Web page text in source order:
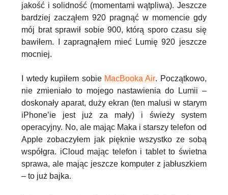
jakość i solidność (momentami wątpliwa). Jeszcze
bardziej zacząłem 920 pragnąć w momencie gdy
mój brat sprawił sobie 900, którą sporo czasu się
bawiłem. I zapragnąłem mieć Lumię 920 jeszcze
mocniej.
I wtedy kupiłem sobie MacBooka Air. Początkowo,
nie zmieniało to mojego nastawienia do Lumii –
doskonały aparat, duży ekran (ten malusi w starym
iPhone’ie jest już za mały) i świeży system
operacyjny. No, ale mając Maka i starszy telefon od
Apple zobaczyłem jak pięknie wszystko ze sobą
współgra. iCloud mając telefon i tablet to świetna
sprawa, ale mając jeszcze komputer z jabłuszkiem
– to już bajka.